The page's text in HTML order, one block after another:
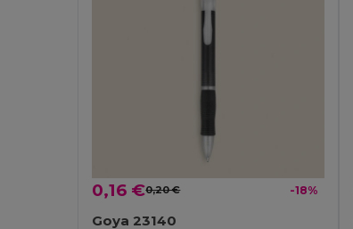
0,16 €0,20 € -18%
Goya 23140